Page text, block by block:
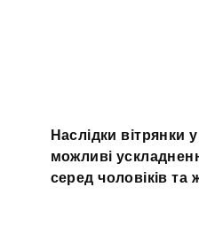
Наслідки вітрянки
можливі
серед чоловіків та